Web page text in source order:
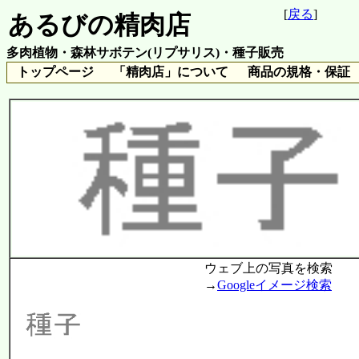
あるびの精肉店
多肉植物・森林サボテン(リプサリス)・種子販売
トップページ
「精肉店」について 商品の規格・保証
[戻る]
ウェブ上の写真を検索
→Googleイメージ検索